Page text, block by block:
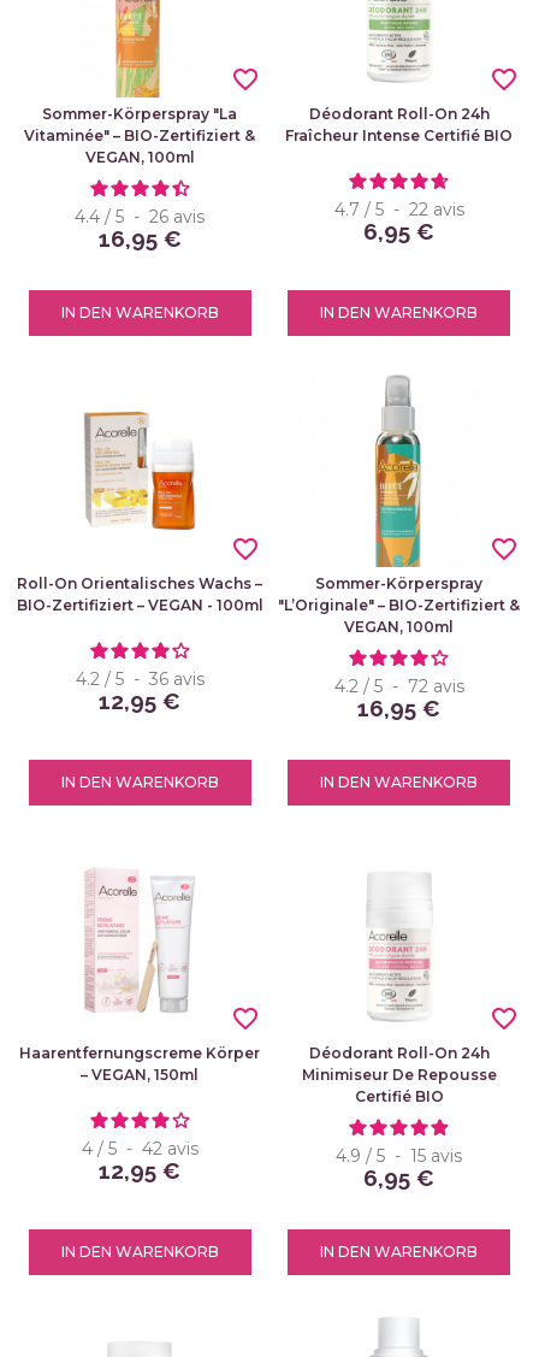
Sommer-Körperspray "La
Vitaminée" – BIO-Zertifiziert &
VEGAN, 100ml
4.4 / 5 - 26 avis
16,95 €
IN DEN WARENKORB
favorite_border
Déodorant Roll-On 24h
Fraîcheur Intense Certifié BIO
4.7 / 5 - 22 avis
6,95 €
IN DEN WARENKORB
favorite_border
Roll-On Orientalisches Wachs –
BIO-Zertifiziert – VEGAN - 100ml
4.2 / 5 - 36 avis
12,95 €
IN DEN WARENKORB
favorite_border
Sommer-Körperspray
"L’Originale" – BIO-Zertifiziert &
VEGAN, 100ml
4.2 / 5 - 72 avis
16,95 €
IN DEN WARENKORB
favorite_border
Haarentfernungscreme Körper
– VEGAN, 150ml
4 / 5 - 42 avis
12,95 €
IN DEN WARENKORB
favorite_border
Déodorant Roll-On 24h
Minimiseur De Repousse
Certifié BIO
4.9 / 5 - 15 avis
6,95 €
IN DEN WARENKORB
favorite_border